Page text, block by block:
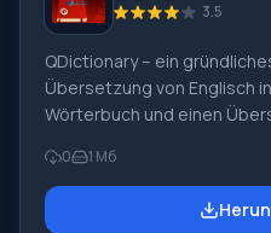
3.5
QDictionary – ein
Übersetzung von Englisch
Wörterbuch und einen
herunterladen. Die
Verwendung einer
die Übersetzung von
0 1 Мб